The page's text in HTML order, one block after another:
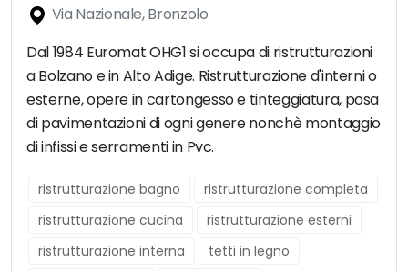
Via Nazionale, Bronzolo
Dal 1984 Euromat OHG1 si occupa di ristrutturazioni
a Bolzano e in Alto Adige. Ristrutturazione d'interni o
esterne, opere in cartongesso e tinteggiatura, posa
di pavimentazioni di ogni genere nonchè montaggio
di infissi e serramenti in Pvc.
ristrutturazione bagno
ristrutturazione completa
ristrutturazione cucina
ristrutturazione esterni
ristrutturazione interna
tetti in legno